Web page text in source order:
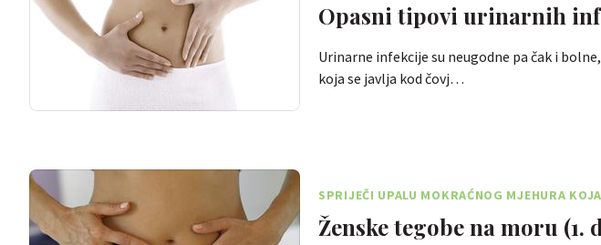
Opasni tipovi urinarnih
Urinarne infekcije su neugodne pa čak i
koja se javlja kod čovj…
SPRIJEČI UPALU MOKRAĆNOG MJEHURA
Ženske tegobe na moru (1.